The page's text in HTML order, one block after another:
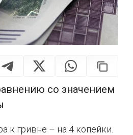
со значением
к гривне – на 4 копейки.